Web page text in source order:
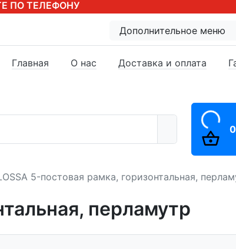
ПО ТЕЛЕФОНУ
Дополнительное меню
Главная О нас Доставка и оплата
0
5-постовая рамка, горизонтальная,
перламутр